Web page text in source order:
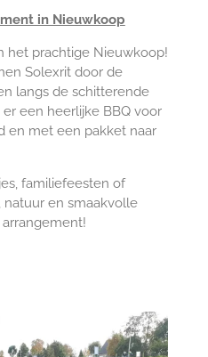
in Nieuwkoop
het prachtige Nieuwkoop!
Solexrit door de
langs de schitterende
een heerlijke BBQ voor
en met een pakket naar
familiefeesten of
natuur en smaakvolle